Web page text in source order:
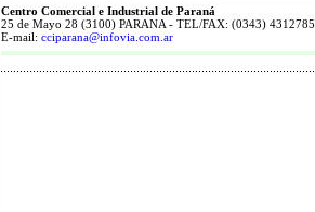
Centro Comercial e Industrial de Paraná
25 de Mayo 28 (3100) PARANA - TEL/FAX: (0343) 4312785
E-mail: cciparana@infovia.com.ar